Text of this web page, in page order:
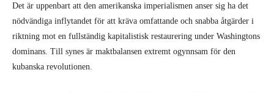
Det är uppenbart att den amerikanska imperialismen anser sig ha det
nödvändiga inflytandet för att kräva omfattande och snabba åtgärder i
riktning mot en fullständig kapitalistisk restaurering under Washingtons
dominans. Till synes är maktbalansen extremt ogynnsam för den
kubanska revolutionen.